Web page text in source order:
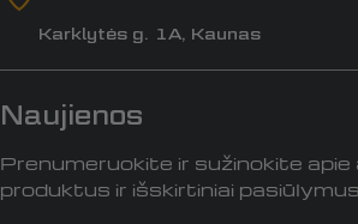
Karklytės g. 1A, Kaunas
Naujienos
Prenumeruokite ir sužinokite apie
produktus ir išskirtiniai